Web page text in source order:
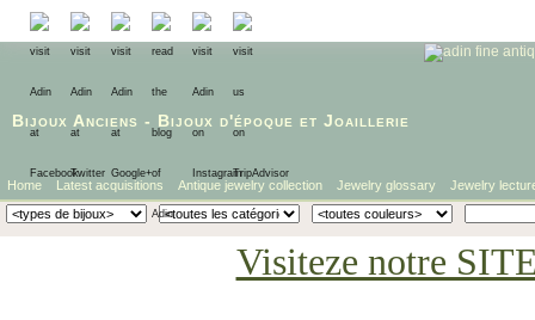
Bijoux Anciens - Bijoux d'époque et Joaillerie
Home Latest acquisitions Antique jewelry collection Jewelry glossary Jewelry
Visiteze notre